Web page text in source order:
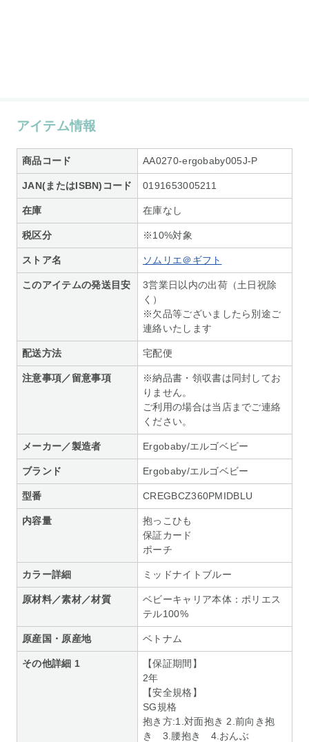
アイテム情報
商品コード AA0270-ergobaby005J-P
JAN(またはISBN)コード 0191653005211
在庫 在庫なし
税区分 ※10%対象
ストア名 ソムリエ＠ギフト
このアイテムの発送目安
3営業日以内の出荷（土日祝除
く）
※欠品等ございましたら別途ご
連絡いたします
配送方法 宅配便
注意事項／留意事項
※納品書・領収書は同封してお
りません。
ご利用の場合は当店までご連絡
ください。
メーカー／製造者 Ergobaby/エルゴベビー
ブランド Ergobaby/エルゴベビー
型番 CREGBCZ360PMIDBLU
内容量
抱っこひも
保証カード
ポーチ
カラー詳細 ミッドナイトブルー
原材料／素材／材質
ベビーキャリア本体：ポリエス
テル100%
原産国・原産地 ベトナム
その他詳細 1
【保証期間】
2年
【安全規格】
SG規格
抱き方:1.対面抱き 2.前向き抱
き 3.腰抱き 4.おんぶ